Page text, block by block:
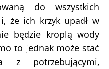
do wszystkich
że ich krzyk upadł w
będzie kroplą wody
to jednak może stać
z potrzebującymi,